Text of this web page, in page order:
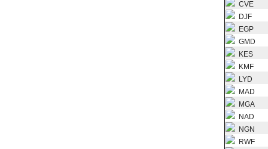
CVE
DJF
EGP
GMD
KES
KMF
LYD
MAD
MGA
NAD
NGN
RWF